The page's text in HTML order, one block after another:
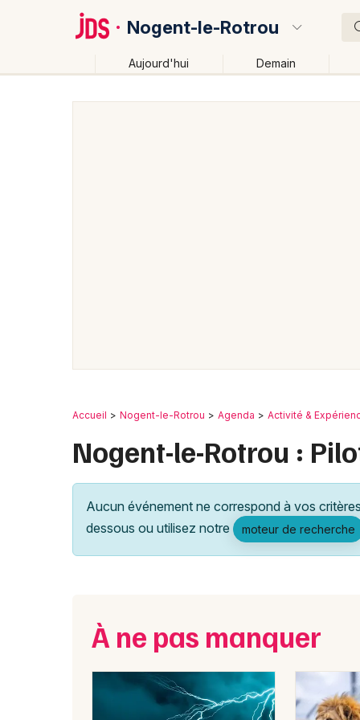
Nogent-le-Rotrou
Aujourd'hui Demain
Accueil Nogent-le-Rotrou Agenda Activité &
Nogent-le-Rotrou :
Aucun événement ne correspond à vos
dessous ou utilisez notre
moteur de recherche
À ne pas manquer